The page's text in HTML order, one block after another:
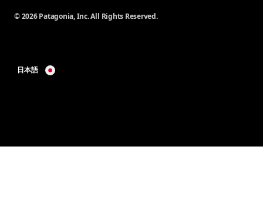
© 2026 Patagonia, Inc. All Rights Reserved.
日本語